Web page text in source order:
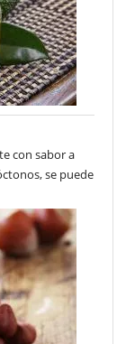
con sabor a
se puede